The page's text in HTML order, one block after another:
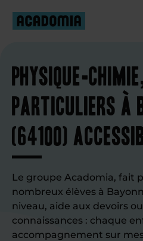
Physique-
particuliers à
(64100)
Le groupe Acadomia, fait
nombreux élèves à
niveau, aide aux devoirs
connaissances : chaque
accompagnement sur